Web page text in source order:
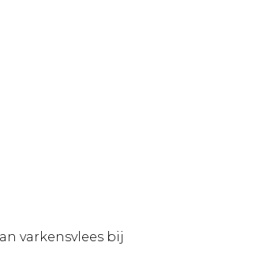
varkensvlees bij